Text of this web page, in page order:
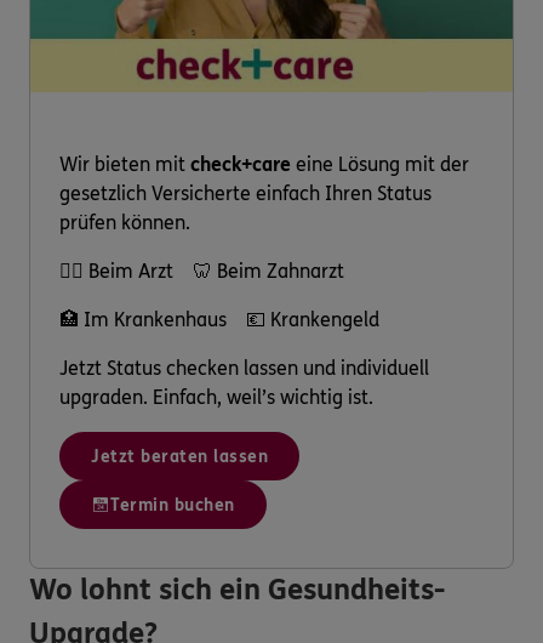
Wir bieten mit check+care eine Lösung mit der
gesetzlich Versicherte einfach Ihren Status
prüfen können.
👩‍⚕️ Beim Arzt 🦷 Beim Zahnarzt
🏥 Im Krankenhaus 💶 Krankengeld
Jetzt Status checken lassen und individuell
upgraden. Einfach, weil’s wichtig ist.
Jetzt beraten lassen
Termin buchen
Wo lohnt sich ein Gesundheits-
Upgrade?